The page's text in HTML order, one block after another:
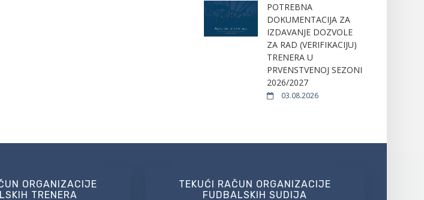
POTREBNA
DOKUMENTACIJA ZA
IZDAVANJE DOZVOLE
ZA RAD (VERIFIKACIJU)
TRENERA U
PRVENSTVENOJ SEZONI
2026/2027
03.08.2026
ORGANIZACIJE
TRENERA
TEKUĆI RAČUN ORGANIZACIJE
FUDBALSKIH SUDIJA